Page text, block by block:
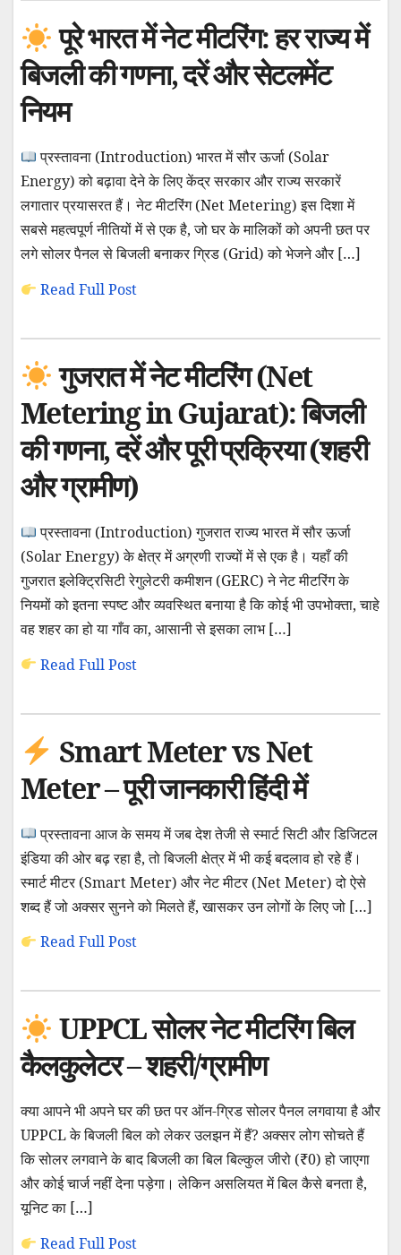
पूरे भारत में नेट मीटरिंग: हर राज्य में
बिजली की गणना, दरें और सेटलमेंट
नियम
प्रस्तावना (Introduction) भारत में सौर ऊर्जा (Solar
Energy) को बढ़ावा देने के लिए केंद्र सरकार और राज्य सरकारें
लगातार प्रयासरत हैं। नेट मीटरिंग (Net Metering) इस दिशा में
सबसे महत्वपूर्ण नीतियों में से एक है, जो घर के मालिकों को अपनी छत पर
लगे सोलर पैनल से बिजली बनाकर ग्रिड (Grid) को भेजने और […]
Read Full Post
गुजरात में नेट मीटरिंग (Net
Metering in Gujarat): बिजली
की गणना, दरें और पूरी प्रक्रिया (शहरी
और ग्रामीण)
प्रस्तावना (Introduction) गुजरात राज्य भारत में सौर ऊर्जा
(Solar Energy) के क्षेत्र में अग्रणी राज्यों में से एक है। यहाँ की
गुजरात इलेक्ट्रिसिटी रेगुलेटरी कमीशन (GERC) ने नेट मीटरिंग के
नियमों को इतना स्पष्ट और व्यवस्थित बनाया है कि कोई भी उपभोक्ता, चाहे
वह शहर का हो या गाँव का, आसानी से इसका लाभ […]
Read Full Post
Smart Meter vs Net
Meter – पूरी जानकारी हिंदी में
प्रस्तावना आज के समय में जब देश तेजी से स्मार्ट सिटी और डिजिटल
इंडिया की ओर बढ़ रहा है, तो बिजली क्षेत्र में भी कई बदलाव हो रहे हैं।
स्मार्ट मीटर (Smart Meter) और नेट मीटर (Net Meter) दो ऐसे
शब्द हैं जो अक्सर सुनने को मिलते हैं, खासकर उन लोगों के लिए जो […]
Read Full Post
UPPCL सोलर नेट मीटरिंग बिल
कैलकुलेटर – शहरी/ग्रामीण
क्या आपने भी अपने घर की छत पर ऑन-ग्रिड सोलर पैनल लगवाया है और
UPPCL के बिजली बिल को लेकर उलझन में हैं? अक्सर लोग सोचते हैं
कि सोलर लगवाने के बाद बिजली का बिल बिल्कुल जीरो (₹0) हो जाएगा
और कोई चार्ज नहीं देना पड़ेगा। लेकिन असलियत में बिल कैसे बनता है,
यूनिट का […]
Read Full Post